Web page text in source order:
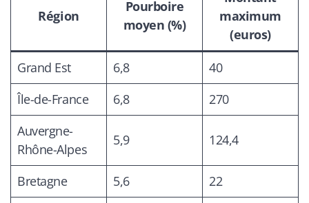
Région
Pourboire
moyen (%)
maximum
(euros)
Grand Est
6,8
40
Île-de-France
6,8
270
Auvergne-
Rhône-Alpes
5,9 124,4
Bretagne 5,6
22